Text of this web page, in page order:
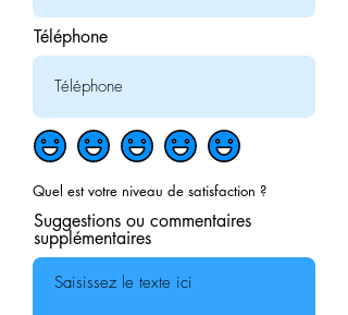
Téléphone
Quel est votre niveau de satisfaction ?
Suggestions ou commentaires
supplémentaires